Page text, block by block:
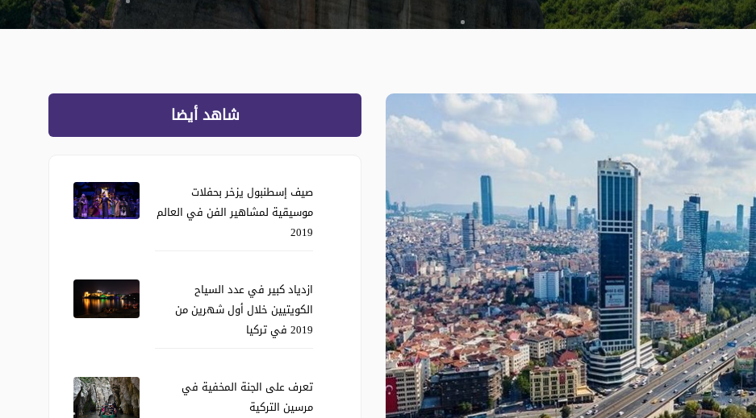
شاهد أيضا
صيف إسطنبول يزخر بحفلات
موسيقية لمشاهير الفن في العالم
2019
ازدياد كبير في عدد السياح
الكويتيين خلال أول شهرين من
2019 في تركيا
تعرف على الجنة المخفية في
مرسين التركية